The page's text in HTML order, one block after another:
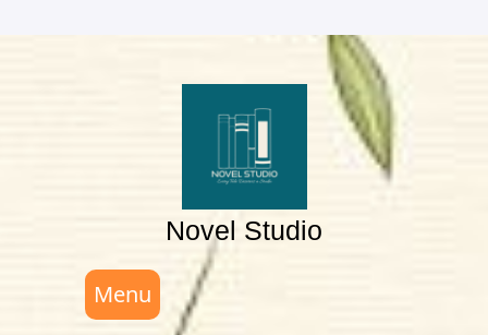
Novel Studio
Menu